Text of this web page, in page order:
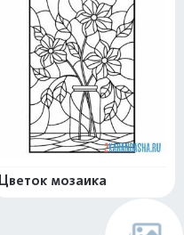
Цветок мозаика